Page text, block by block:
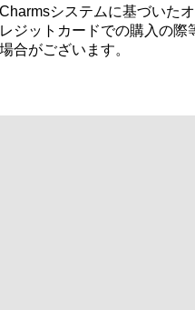
システムに基づいた
ジットカードでの購入の際
合がございます。